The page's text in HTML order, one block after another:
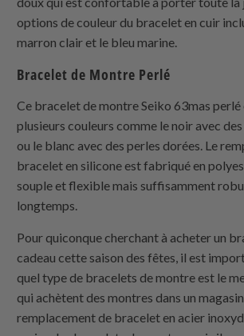
options de couleur du bracelet en cuir
marron clair et le bleu marine.
Bracelet de Montre Perlé
Ce bracelet de montre Seiko 63mas
plusieurs couleurs comme le noir avec
ou le blanc avec des perles dorées. Le
bracelet en silicone est fabriqué en
souple et flexible mais suffisamment
longtemps.
Pour quiconque cherchant à acheter un
cadeau cette saison des fêtes, il est
quel type de bracelets de montre est le
qui achètent des montres dans un
remplacement de bracelet en acier